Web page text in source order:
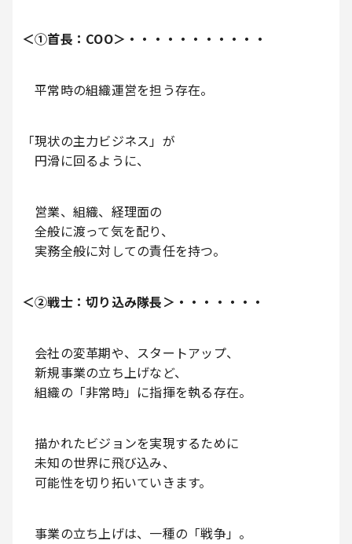
＜①首長：COO＞・・・・・・・・・・・
平常時の組織運営を担う存在。
「現状の主力ビジネス」が
円滑に回るように、
営業、組織、経理面の
全般に渡って気を配り、
実務全般に対しての責任を持つ。
＜②戦士：切り込み隊長＞・・・・・・・
会社の変革期や、スタートアップ、
新規事業の立ち上げなど、
組織の「非常時」に指揮を執る存在。
描かれたビジョンを実現するために
未知の世界に飛び込み、
可能性を切り拓いていきます。
事業の立ち上げは、一種の「戦争」。